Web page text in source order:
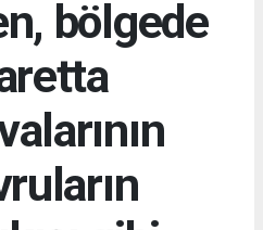
bölgede